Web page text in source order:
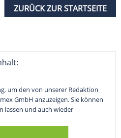
ZURÜCK ZUR STARTSEITE
um den von unserer Redaktion
GmbH anzuzeigen. Sie können
lassen und auch wieder